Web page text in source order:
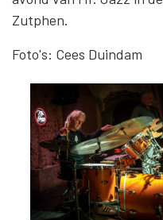
Zutphen.
Foto's: Cees Duindam